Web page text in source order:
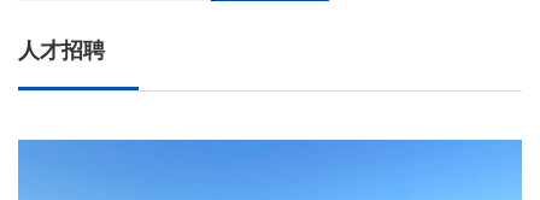
人才招聘